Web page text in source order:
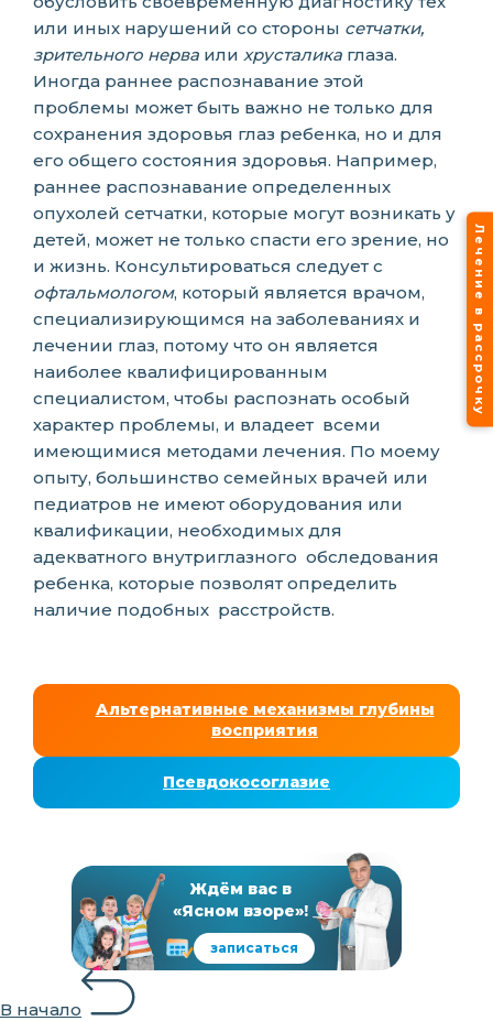
или иных нарушений со стороны сетчатки,
зрительного нерва или хрусталика глаза.
Иногда раннее распознавание этой
проблемы может быть важно не только для
сохранения здоровья глаз ребенка, но и для
его общего состояния здоровья. Например,
раннее распознавание определенных
опухолей сетчатки, которые могут возникать у
детей, может не только спасти его зрение, но
и жизнь. Консультироваться следует с
офтальмологом, который является врачом,
специализирующимся на заболеваниях и
лечении глаз, потому что он является
наиболее квалифицированным
специалистом, чтобы распознать особый
характер проблемы, и владеет всеми
имеющимися методами лечения. По моему
опыту, большинство семейных врачей или
педиатров не имеют оборудования или
квалификации, необходимых для
адекватного внутриглазного обследования
ребенка, которые позволят определить
наличие подобных расстройств.
Альтернативные механизмы глубины
восприятия
Псевдокосоглазие
Ждём вас в
«Ясном взоре»!
записаться
В начало
Лечение в рассрочку